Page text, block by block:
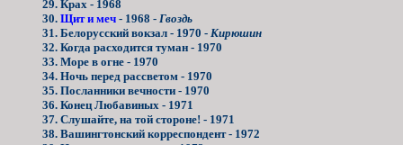
29. Крах - 1968
30.Щит и меч - 1968 - Гвоздь
31. Белорусский вокзал - 1970 - Кирюшин
32. Когда расходится туман - 1970
33. Море в огне - 1970
34. Ночь перед рассветом - 1970
35. Посланники вечности - 1970
36. Конец Любавиных - 1971
37. Слушайте, на той стороне! - 1971
38. Вашингтонский корреспондент - 1972